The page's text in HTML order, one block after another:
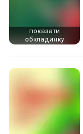
показати
обкладинку